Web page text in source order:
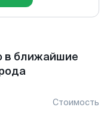
в ближайшие
Стоимость